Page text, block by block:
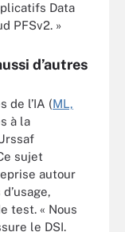
Data
PFSv2. »
d’autres
de l’IA (ML,
à la
sujet
autour
test. « Nous
le DSI.